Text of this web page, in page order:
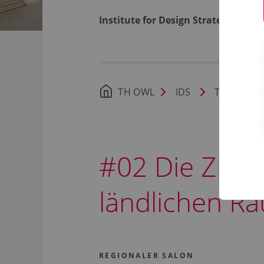
Institute for Design Strategies
TH OWL IDS Transfer
#02 Die
ländlichen
REGIONALER SALON